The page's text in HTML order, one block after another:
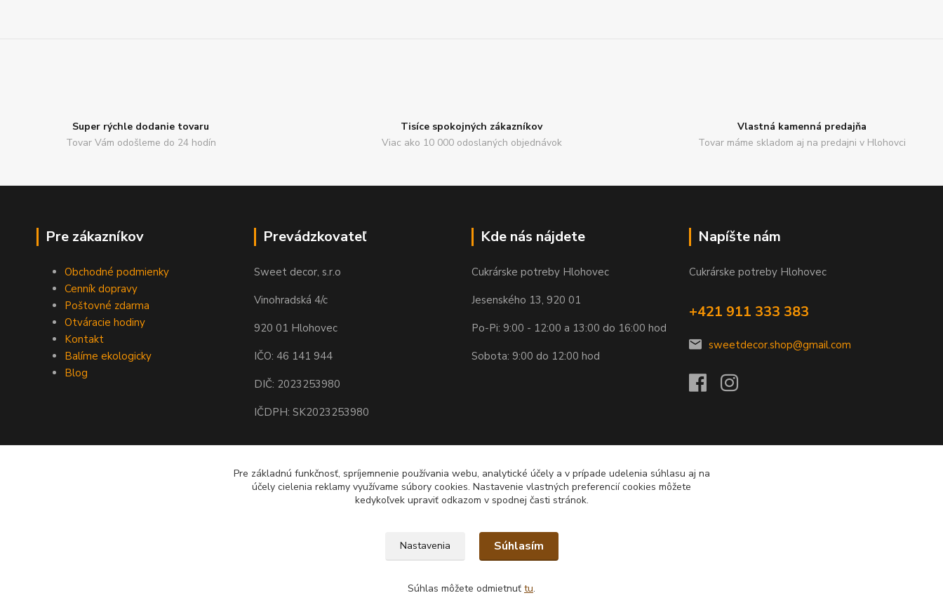
Super rýchle dodanie tovaru
Tovar Vám odošleme do 24 hodín
Tisíce spokojných zákazníkov
Viac ako 10 000 odoslaných objednávok
Vlastná kamenná predajňa
Tovar máme skladom aj na predajni v Hlohovci
Pre zákazníkov
Obchodné podmienky
Cenník dopravy
Poštovné zdarma
Otváracie hodiny
Kontakt
Balíme ekologicky
Blog
Prevádzkovateľ
Sweet decor, s.r.o
Vinohradská 4/c
920 01 Hlohovec
IČO: 46 141 944
DIČ: 2023253980
IČDPH: SK2023253980
Kde nás nájdete
Cukrárske potreby Hlohovec
Jesenského 13, 920 01
Po-Pi: 9:00 - 12:00 a 13:00 do 16:00 hod
Sobota: 9:00 do 12:00 hod
Napíšte nám
Cukrárske potreby Hlohovec
+421 911 333 383
sweetdecor.shop@gmail.com
Pre základnú funkčnosť, spríjemnenie používania webu, analytické účely a v prípade udelenia súhlasu aj na
účely cielenia reklamy využívame súbory cookies. Nastavenie vlastných preferencií cookies môžete
kedykoľvek upraviť odkazom v spodnej časti stránok.
Nastavenia Súhlasím
Súhlas môžete odmietnuť tu.